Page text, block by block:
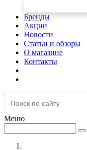
Бренды
Акции
Новости
Статьи и обзоры
О магазине
Контакты
Меню